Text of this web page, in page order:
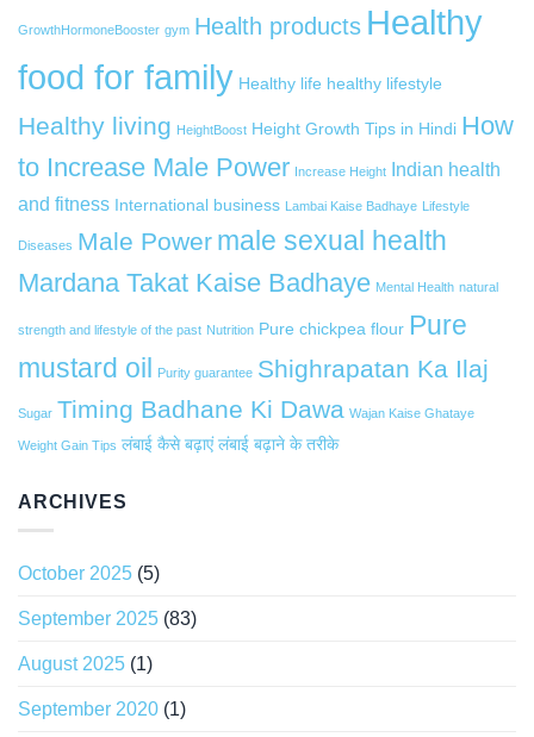
GrowthHormoneBooster gym Health products Healthy
food for family Healthy life healthy lifestyle
Healthy living HeightBoost Height Growth Tips in Hindi How
to Increase Male Power Increase Height Indian health
and fitness International business Lambai Kaise Badhaye Lifestyle
Diseases Male Power male sexual health
Mardana Takat Kaise Badhaye Mental Health natural
strength and lifestyle of the past Nutrition Pure chickpea flour Pure
mustard oil Purity guarantee Shighrapatan Ka Ilaj
Sugar Timing Badhane Ki Dawa Wajan Kaise Ghataye
Weight Gain Tips लंबाई कैसे बढ़ाएं लंबाई बढ़ाने के तरीके
ARCHIVES
October 2025 (5)
September 2025 (83)
August 2025 (1)
September 2020 (1)